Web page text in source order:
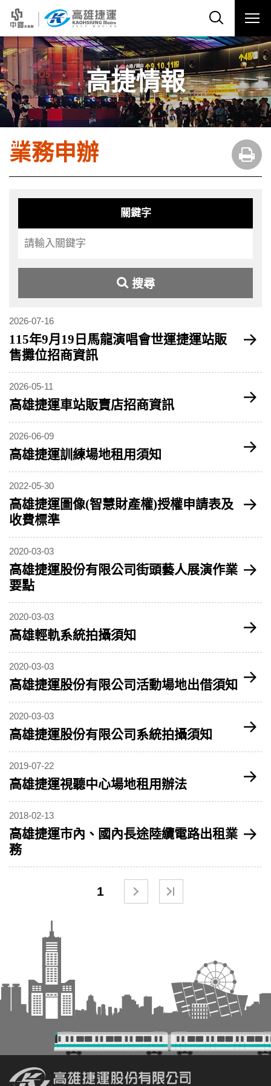
高捷情報
業務申辦
關鍵字
搜尋
2026-07-16
115年9月19日馬龍演唱會世運捷運站販
售攤位招商資訊
2026-05-11
高雄捷運車站販賣店招商資訊
2026-06-09
高雄捷運訓練場地租用須知
2022-05-30
高雄捷運圖像(智慧財產權)授權申請表及
收費標準
2020-03-03
高雄捷運股份有限公司街頭藝人展演作業
要點
2020-03-03
高雄輕軌系統拍攝須知
2020-03-03
高雄捷運股份有限公司活動場地出借須知
2020-03-03
高雄捷運股份有限公司系統拍攝須知
2019-07-22
高雄捷運視聽中心場地租用辦法
2018-02-13
高雄捷運市內、國內長途陸纜電路出租業
務
1